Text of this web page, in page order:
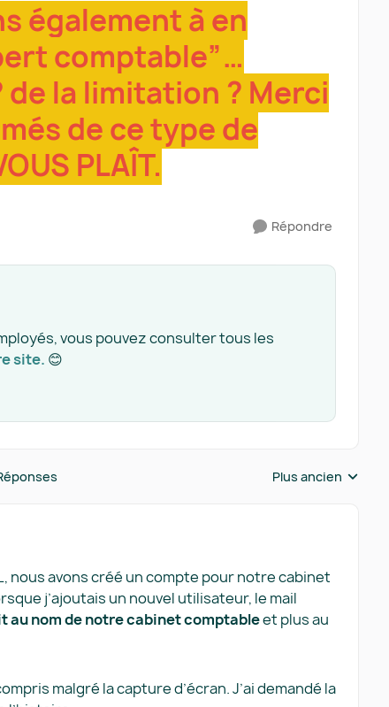
également à en
comptable”…
la limitation ? Merci
de ce type de
PLAÎT.
Répondre
vous pouvez consulter tous les
site. 😊
Réponses triées par
Plus ancien
nous avons créé un compte pour notre cabinet
j’ajoutais un nouvel utilisateur, le mail
au nom de notre cabinet comptableet plus au
malgré la capture d’écran. J’ai demandé la